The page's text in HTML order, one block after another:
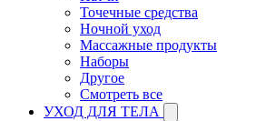
Точечные средства
Ночной уход
Массажные продукты
Наборы
Другое
Смотреть все
УХОД ДЛЯ ТЕЛА